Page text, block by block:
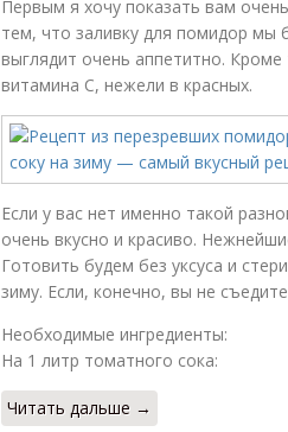
Первым я хочу показать вам
тем, что заливку для помидор мы
выглядит очень аппетитно.
витамина С, нежели в красных.
Если у вас нет именно такой
очень вкусно и красиво.
Готовить будем без уксуса и
зиму. Если, конечно, вы не
Необходимые ингредиенты:
На 1 литр томатного сока:
Читать дальше →